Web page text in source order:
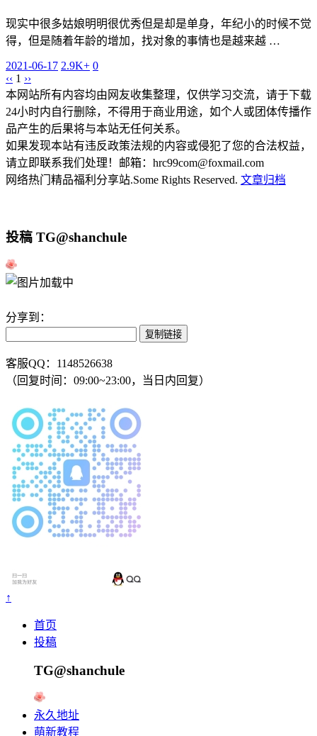
现实中很多姑娘明明很优秀但是却是单身，年纪小的时候不觉
得，但是随着年龄的增加，找对象的事情也是越来越 …
2021-06-17 2.9K+ 0
‹‹ 1 ››
本网站所有内容均由网友收集整理，仅供学习交流，请于下载
24小时内自行删除，不得用于商业用途，如个人或团体传播作
品产生的后果将与本站无任何关系。
如果发现本站有违反政策法规的内容或侵犯了您的合法权益，
请立即联系我们处理！邮箱：hrc99com@foxmail.com
网络热门精品福利分享站.Some Rights Reserved. 文章归档
投稿 TG@shanchule
分享到：
复制链接
客服QQ：1148526638
（回复时间：09:00~23:00，当日内回复）
↑
首页
投稿
TG@shanchule
永久地址
萌新教程